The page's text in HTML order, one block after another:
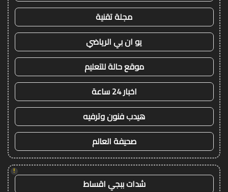
مجلة تقنية
يو ان بي الرياضي
موقع حالة للتعليم
اخبار 24 ساعة
هيدب فنون وترفيه
صحيفة العالم
!
شدات ببجي اقساط